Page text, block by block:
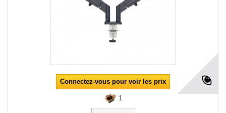
Connectez-vous pour voir les prix
1